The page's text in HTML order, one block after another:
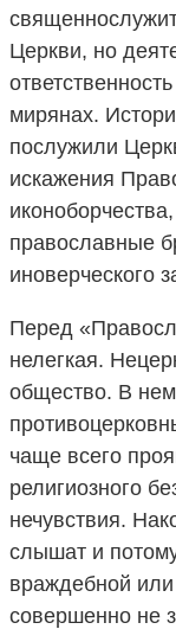
Церкви, но
мирянах.
послужили
искажения
православные
иноверческого
Перед
нелегкая.
общество. В
чаще всего
религиозного
нечувствия.
слышат и
враждебной
совершенно не